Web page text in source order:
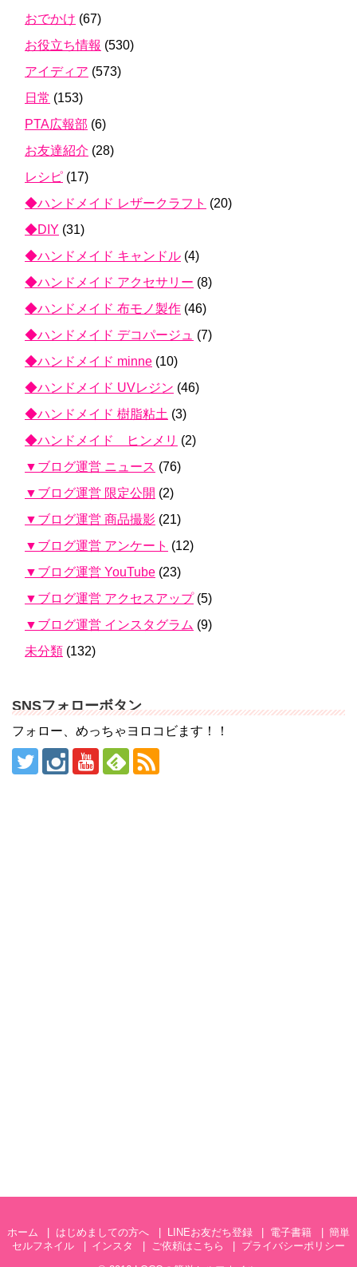
おでかけ (67)
お役立ち情報 (530)
アイディア (573)
日常 (153)
PTA広報部 (6)
お友達紹介 (28)
レシピ (17)
◆ハンドメイド レザークラフト (20)
◆DIY (31)
◆ハンドメイド キャンドル (4)
◆ハンドメイド アクセサリー (8)
◆ハンドメイド 布モノ製作 (46)
◆ハンドメイド デコパージュ (7)
◆ハンドメイド minne (10)
◆ハンドメイド UVレジン (46)
◆ハンドメイド 樹脂粘土 (3)
◆ハンドメイド ヒンメリ (2)
▼ブログ運営 ニュース (76)
▼ブログ運営 限定公開 (2)
▼ブログ運営 商品撮影 (21)
▼ブログ運営 アンケート (12)
▼ブログ運営 YouTube (23)
▼ブログ運営 アクセスアップ(5)
▼ブログ運営 インスタグラム (9)
未分類 (132)
SNSフォローボタン
フォロー、めっちゃヨロコビます！！
ホーム はじめましての方へ LINEお友だち登録 電子書籍
簡単
セルフネイル
インスタ ご依頼はこちら
プライバシーポリシー